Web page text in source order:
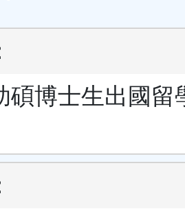
碩博士生出國留